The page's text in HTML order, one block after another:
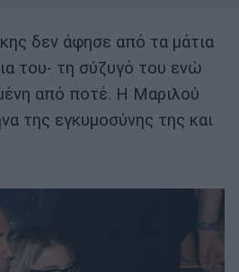
δεν άφησε από τα μάτια
του- τη σύζυγό του ενώ
από ποτέ. Η Μαριλού
της εγκυμοσύνης της και